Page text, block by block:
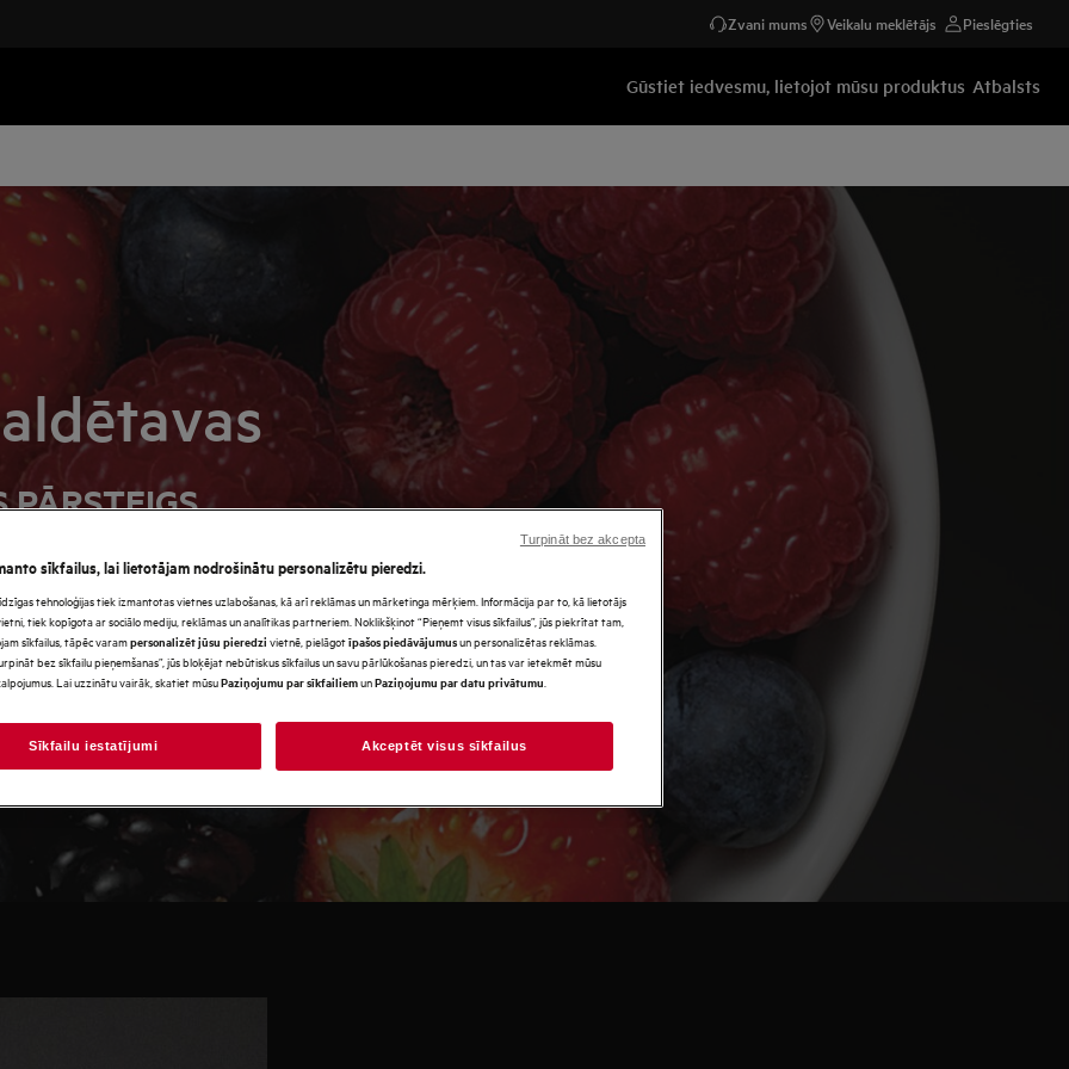
Zvani mums Veikalu meklētājs Pieslēgties
Gūstiet iedvesmu, lietojot mūsu produktus Atbalsts
PĀRSTEIGS
pašas gardākās sastāvdaļas
ir atkarīga ne tikai no
tā uzglabāšanas veida. Mūsu
kā produktu uzglabāšanas
sīkfailus, lai lietotājam nodrošinātu personalizētu pieredzi.
tehnoloģijas tiek izmantotas vietnes uzlabošanas, kā arī reklāmas un mārketinga mērķiem. Informācija par to, kā lietotājs
tiek kopīgota ar sociālo mediju, reklāmas un analītikas partneriem. Noklikšķinot “Pieņemt visus sīkfailus”, jūs piekrītat tam,
sīkfailus, tāpēc varampersonalizēt jūsu pieredzi vietnē, pielāgotīpašos piedāvājumusun personalizētas reklāmas.
bez sīkfailu pieņemšanas”, jūs bloķējat nebūtiskus sīkfailus un savu pārlūkošanas pieredzi, un tas var ietekmēt mūsu
Lai uzzinātu vairāk, skatiet mūsuPaziņojumu par sīkfailiemunPaziņojumu par datu privātumu
Sīkfailu iestatījumi Akceptēt visus sīkfailus
Turpināt bez akcepta